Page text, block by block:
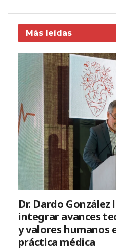
Más leídas
Dr. Dardo González
integrar avances
y valores humanos
práctica médica